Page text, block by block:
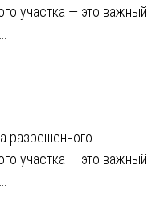
участка — это важный
разрешенного
участка — это важный